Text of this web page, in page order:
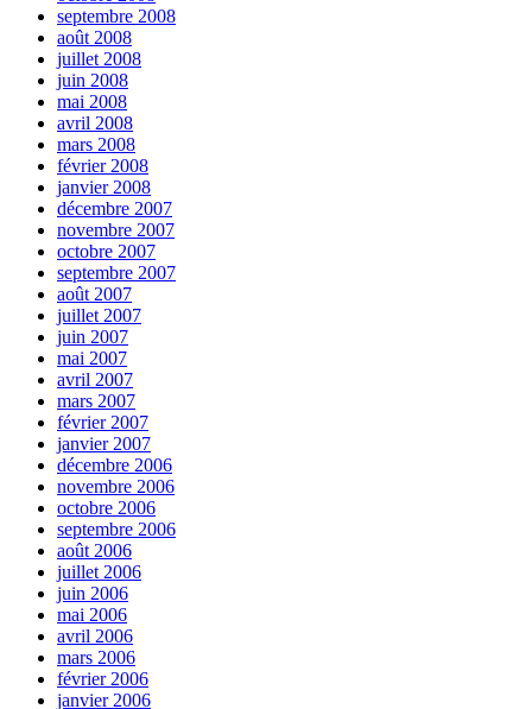
septembre 2008
août 2008
juillet 2008
juin 2008
mai 2008
avril 2008
mars 2008
février 2008
janvier 2008
décembre 2007
novembre 2007
octobre 2007
septembre 2007
août 2007
juillet 2007
juin 2007
mai 2007
avril 2007
mars 2007
février 2007
janvier 2007
décembre 2006
novembre 2006
octobre 2006
septembre 2006
août 2006
juillet 2006
juin 2006
mai 2006
avril 2006
mars 2006
février 2006
janvier 2006